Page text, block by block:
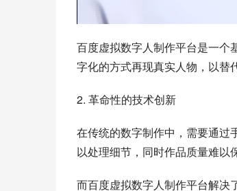
百度虚拟数字人制作平台是一个
字化的方式再现真实人物，以替
2. 革命性的技术创新
在传统的数字制作中，需要通过
以处理细节，同时作品质量难以
而百度虚拟数字人制作平台解决